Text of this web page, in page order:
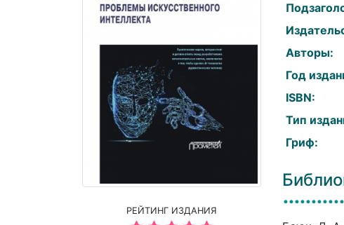
РЕЙТИНГ ИЗДАНИЯ
Авторы:
Год
ISBN:
Тип
Гриф: